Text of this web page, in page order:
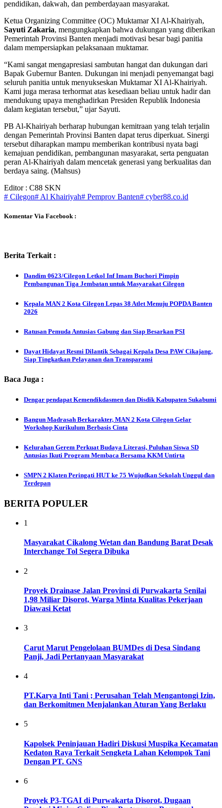
pendidikan, dakwah, dan pemberdayaan masyarakat.
Ketua Organizing Committee (OC) Muktamar XI Al-Khairiyah,
Sayuti Zakaria, mengungkapkan bahwa dukungan yang diberikan
Pemerintah Provinsi Banten menjadi motivasi besar bagi panitia
dalam mempersiapkan pelaksanaan muktamar.
“Kami sangat mengapresiasi sambutan hangat dan dukungan dari
Bapak Gubernur Banten. Dukungan ini menjadi penyemangat bagi
seluruh panitia untuk menyukseskan Muktamar XI Al-Khairiyah.
Kami juga merasa terhormat atas kesediaan beliau untuk hadir dan
mendukung upaya menghadirkan Presiden Republik Indonesia
dalam kegiatan tersebut,” ujar Sayuti.
PB Al-Khairiyah berharap hubungan kemitraan yang telah terjalin
dengan Pemerintah Provinsi Banten dapat terus diperkuat. Sinergi
tersebut diharapkan mampu memberikan kontribusi nyata bagi
kemajuan pendidikan, pembangunan masyarakat, serta penguatan
peran Al-Khairiyah dalam mencetak generasi yang berkualitas dan
berdaya saing. (Mahsus)
Editor : C88 SKN
# Cilegon# Al Khairiyah# Pemprov Banten# cyber88.co.id
Komentar Via Facebook :
Berita Terkait :
Dandim 0623/Cilegon Letkol Inf Imam Buchori Pimpin
Pembangunan Tiga Jembatan untuk Masyarakat Cilegon
Kepala MAN 2 Kota Cilegon Lepas 38 Atlet Menuju POPDA Banten
2026
Ratusan Pemuda Antusias Gabung dan Siap Besarkan PSI
Dayat Hidayat Resmi Dilantik Sebagai Kepala Desa PAW Cikajang,
Siap Tingkatkan Pelayanan dan Transparansi
Baca Juga :
Dengar pendapat Kemendikdasmen dan Disdik Kabupaten Sukabumi
Bangun Madrasah Berkarakter, MAN 2 Kota Cilegon Gelar
Workshop Kurikulum Berbasis Cinta
Kelurahan Gerem Perkuat Budaya Literasi, Puluhan Siswa SD
Antusias Ikuti Program Membaca Bersama KKM Untirta
SMPN 2 Klaten Peringati HUT ke 75 Wujudkan Sekolah Unggul dan
Terdepan
BERITA POPULER
1
Masyarakat Cikalong Wetan dan Bandung Barat Desak
Interchange Tol Segera Dibuka
2
Proyek Drainase Jalan Provinsi di Purwakarta Senilai
1,98 Miliar Disorot, Warga Minta Kualitas Pekerjaan
Diawasi Ketat
3
Carut Marut Pengelolaan BUMDes di Desa Sindang
Panji, Jadi Pertanyaan Masyarakat
4
PT.Karya Inti Tani ; Perusahan Telah Mengantongi Izin,
dan Berkomitmen Menjalankan Aturan Yang Berlaku
5
Kapolsek Peninjauan Hadiri Diskusi Muspika Kecamatan
Kedaton Raya Terkait Sengketa Lahan Kelompok Tani
Dengan PT. GNS
6
Proyek P3-TGAI di Purwakarta Disorot, Dugaan